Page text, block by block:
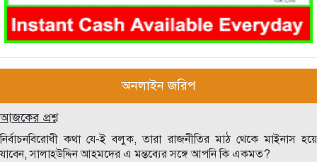
অনলাইন জরিপ
আজকের প্রশ্ন
নির্বাচনবিরোধী কথা যে-ই বলুক, তারা রাজনীতির মাঠ থেকে মাইনাস হয়ে
যাবেন, সালাহউদ্দিন আহমদের এ মন্তব্যের সঙ্গে আপনি কি একমত?